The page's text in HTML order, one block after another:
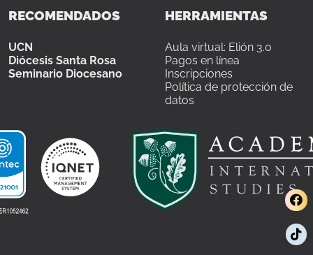
RECOMENDADOS
UCN
Diócesis Santa Rosa
Seminario Diocesano
HERRAMIENTAS
Aula virtual: Elión 3.0
Pagos en línea
Inscripciones
Política de protección de
datos